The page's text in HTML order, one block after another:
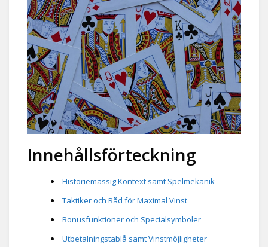
Innehållsförteckning
Historiemässig Kontext samt Spelmekanik
Taktiker och Råd för Maximal Vinst
Bonusfunktioner och Specialsymboler
Utbetalningstablå samt Vinstmöjligheter